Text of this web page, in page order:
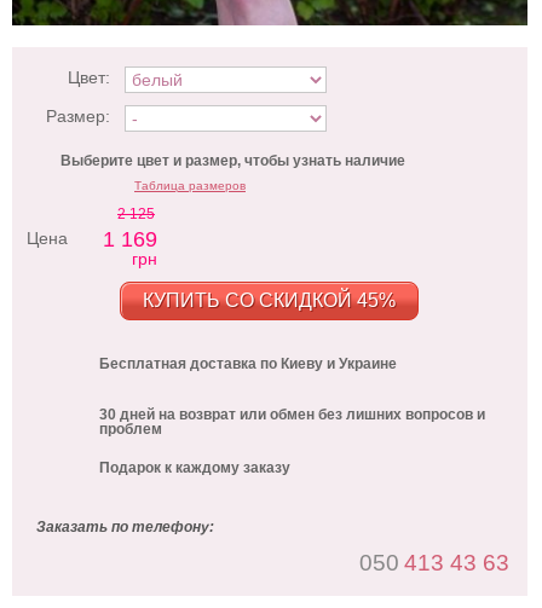
Цвет:
Размер:
Выберите цвет и размер, чтобы узнать наличие
Таблица размеров
Цена
2 125
1 169
грн
КУПИТЬ СО СКИДКОЙ 45%
Бесплатная доставка по Киеву и Украине
30 дней на возврат или обмен без лишних вопросов и
проблем
Подарок к каждому заказу
Заказать по телефону:
050 413 43 63